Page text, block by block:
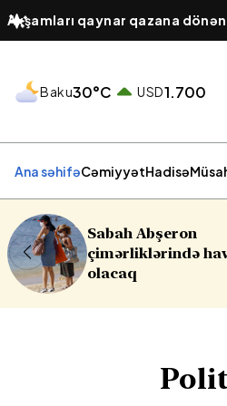
Axşamları qaynar qazana
platforma bir zümrə qadınlarla
Baku30°C USD1.700
Ana səhifəCəmiyyətHadisə
16 yaşlı
yaralılar